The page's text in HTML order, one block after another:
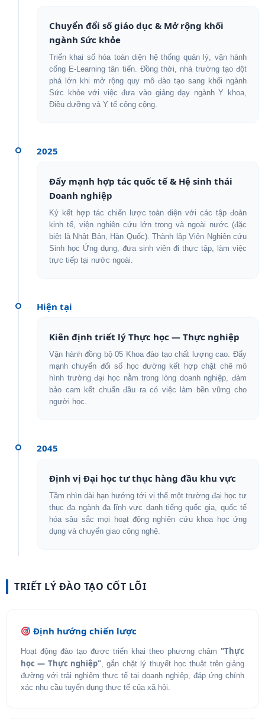
Chuyển đổi số giáo dục & Mở rộng khối
ngành Sức khỏe
Triển khai số hóa toàn diện hệ thống quản lý, vận hành
cổng E-Learning tân tiến. Đồng thời, nhà trường tạo đột
phá lớn khi mở rộng quy mô đào tạo sang khối ngành
Sức khỏe với việc đưa vào giảng dạy ngành Y khoa,
Điều dưỡng và Y tế công cộng.
2025
Đẩy mạnh hợp tác quốc tế & Hệ sinh thái
Doanh nghiệp
Ký kết hợp tác chiến lược toàn diện với các tập đoàn
kinh tế, viện nghiên cứu lớn trong và ngoài nước (đặc
biệt là Nhật Bản, Hàn Quốc). Thành lập Viện Nghiên cứu
Sinh học Ứng dụng, đưa sinh viên đi thực tập, làm việc
trực tiếp tại nước ngoài.
Hiện tại
Kiên định triết lý Thực học — Thực nghiệp
Vận hành đồng bộ 05 Khoa đào tạo chất lượng cao. Đẩy
mạnh chuyển đổi số học đường kết hợp chặt chẽ mô
hình trường đại học nằm trong lòng doanh nghiệp, đảm
bảo cam kết chuẩn đầu ra có việc làm bền vững cho
người học.
2045
Định vị Đại học tư thục hàng đầu khu vực
Tầm nhìn dài hạn hướng tới vị thế một trường đại học tư
thục đa ngành đa lĩnh vực danh tiếng quốc gia, quốc tế
hóa sâu sắc mọi hoạt động nghiên cứu khoa học ứng
dụng và chuyển giao công nghệ.
TRIẾT LÝ ĐÀO TẠO CỐT LÕI
Định hướng chiến lược
Hoạt động đào tạo được triển khai theo phương châm "Thực
học — Thực nghiệp", gắn chặt lý thuyết học thuật trên giảng
đường với trải nghiệm thực tế tại doanh nghiệp, đáp ứng chính
xác nhu cầu tuyển dụng thực tế của xã hội.